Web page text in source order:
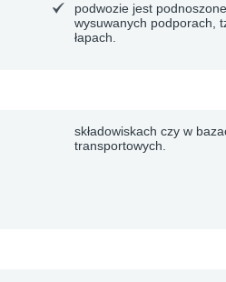
podwozie jest
wysuwanych podporach,
łapach.
składowiskach czy w
transportowych.